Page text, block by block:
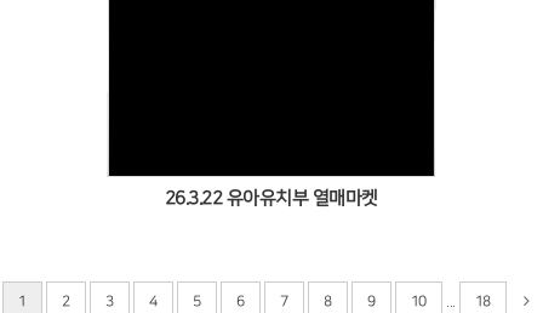
26.3.22 유아유치부 열매마켓
1 2 3 4 5 6 7 8 9 10 ... 18